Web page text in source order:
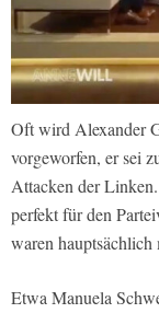
Oft wird Alexander
vorgeworfen, er sei
Attacken der
perfekt für den
waren hauptsächlich
Etwa Manuela